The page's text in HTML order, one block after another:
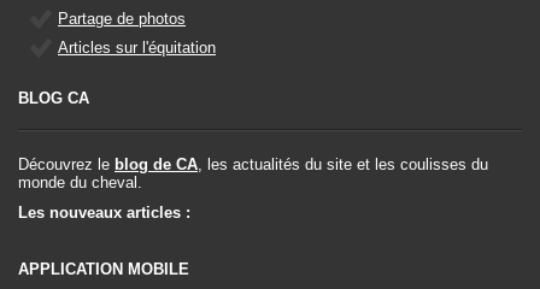
Partage de photos
Articles sur l'équitation
BLOG CA
Découvrez le blog de CA , les actualités du site et les coulisses du
monde du cheval.
Les nouveaux articles :
APPLICATION MOBILE